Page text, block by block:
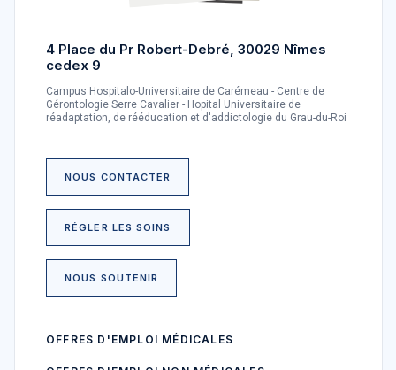
4 Place du Pr Robert-Debré, 30029 Nîmes
cedex 9
Campus Hospitalo-Universitaire de Carémeau - Centre de
Gérontologie Serre Cavalier - Hopital Universitaire de
réadaptation, de rééducation et d'addictologie du Grau-du-Roi
NOUS CONTACTER
RÉGLER LES SOINS
NOUS SOUTENIR
OFFRES D'EMPLOI MÉDICALES